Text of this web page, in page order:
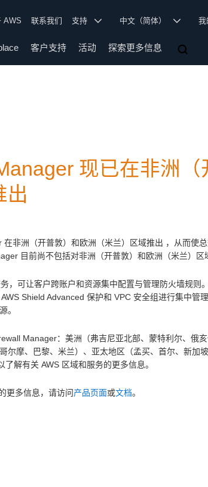
AWS 联系我们 支持 中文（简体）
客户支持 活动 探索更多信息
现已在非洲（
出
非洲（开普敦）和欧洲（米兰）区域推出 ，从而使
目前尚不包括对非洲（开普敦）和欧洲（米兰）区
，可让客户跨账户和资源集中配置与管理防火墙规则
Shield Advanced 保护和 VPC 安全组进行集中管
。
Manager：美洲（弗吉尼亚北部、蒙特利尔、俄
尔摩、巴黎、米兰）、亚太地区（孟买、首尔、新加
了解有关 AWS 区域和服务的更多信息。
更多信息，请访问产品页面或文档。